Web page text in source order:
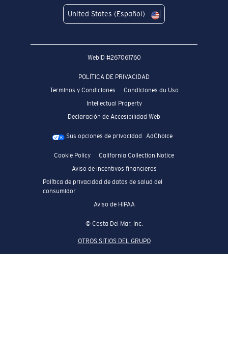
United States (Español)
WebID #267061760
POLÍTICA DE PRIVACIDAD
Terminos y Condiciones
Condiciones du Uso
Intellectual Property
Declaración de Accesibilidad Web
Sus opciones de privacidad AdChoice
Cookie Policy
California Collection Notice
Aviso de incentivos financieros
Política de privacidad de datos de salud del
consumidor
Aviso de HIPAA
© Costa Del Mar, Inc.
OTROS SITIOS DEL GRUPO